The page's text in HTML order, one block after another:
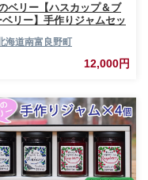
ベリー【ハスカップ＆ブ
ベリー】手作りジャムセッ
ベリー ハスカップ ブルー
海道南富良野町
12,000円